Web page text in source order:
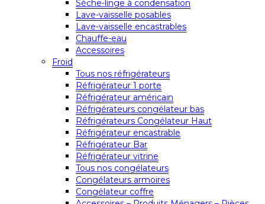
Sèche-linge à condensation
Lave-vaisselle posables
Lave-vaisselle encastrables
Chauffe-eau
Accessoires
Froid
Tous nos réfrigérateurs
Réfrigérateur 1 porte
Réfrigérateur américain
Réfrigérateurs congélateur bas
Réfrigérateurs Congélateur Haut
Réfrigérateur encastrable
Réfrigérateur Bar
Réfrigérateur vitrine
Tous nos congélateurs
Congélateurs armoires
Congélateur coffre